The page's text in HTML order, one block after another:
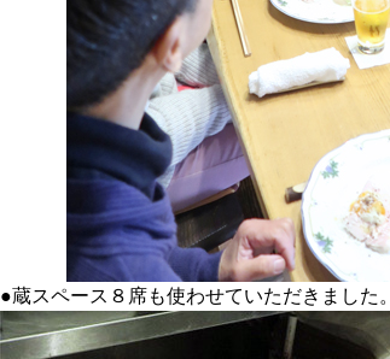
●蔵スペース８席も使わせていただきました。